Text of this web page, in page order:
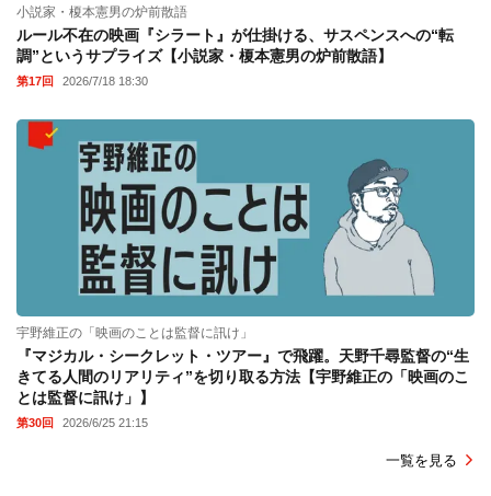
小説家・榎本憲男の炉前散語
ルール不在の映画『シラート』が仕掛ける、サスペンスへの“転
調”というサプライズ【小説家・榎本憲男の炉前散語】
第17回 2026/7/18 18:30
宇野維正の「映画のことは監督に訊け」
『マジカル・シークレット・ツアー』で飛躍。天野千尋監督の“生
きてる人間のリアリティ”を切り取る方法【宇野維正の「映画のこ
とは監督に訊け」】
第30回 2026/6/25 21:15
一覧を見る